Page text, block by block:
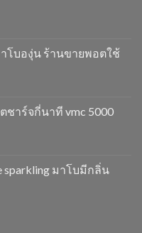
โบองุ่น ร้านขายพอตใช้
าร์จกี่นาที vmc 5000
sparkling มาโบมีกลิ่น